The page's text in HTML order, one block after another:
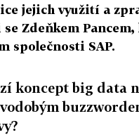
jejich využití a
Zdeňkem Pancem,
společnosti SAP.
koncept big data